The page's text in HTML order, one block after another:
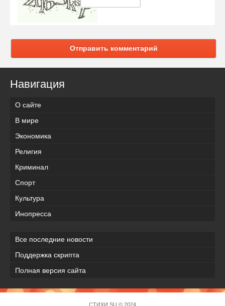
Отправить комментарий
Навигация
О сайте
В мире
Экономика
Религия
Криминал
Спорт
Культура
Инопресса
Все последние новости
Поддержка скрипта
Полная версия сайта
СТИХИ.SU © 2024